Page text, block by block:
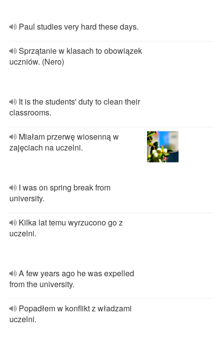
Paul studies very hard these days.
Sprzątanie w klasach to obowiązek
uczniów. (Nero)
It is the students' duty to clean their
classrooms.
Miałam przerwę wiosenną w
zajęciach na uczelni.
I was on spring break from
university.
Kilka lat temu wyrzucono go z
uczelni.
A few years ago he was expelled
from the university.
Popadłem w konflikt z władzami
uczelni.